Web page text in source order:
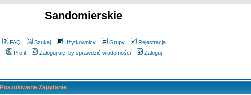
Sandomierskie
FAQ Szukaj Użytkownicy Grupy
Rejestracja
Profil
Zaloguj się, by sprawdzić wiadomości Zaloguj
Poszukiwane Zapytanie